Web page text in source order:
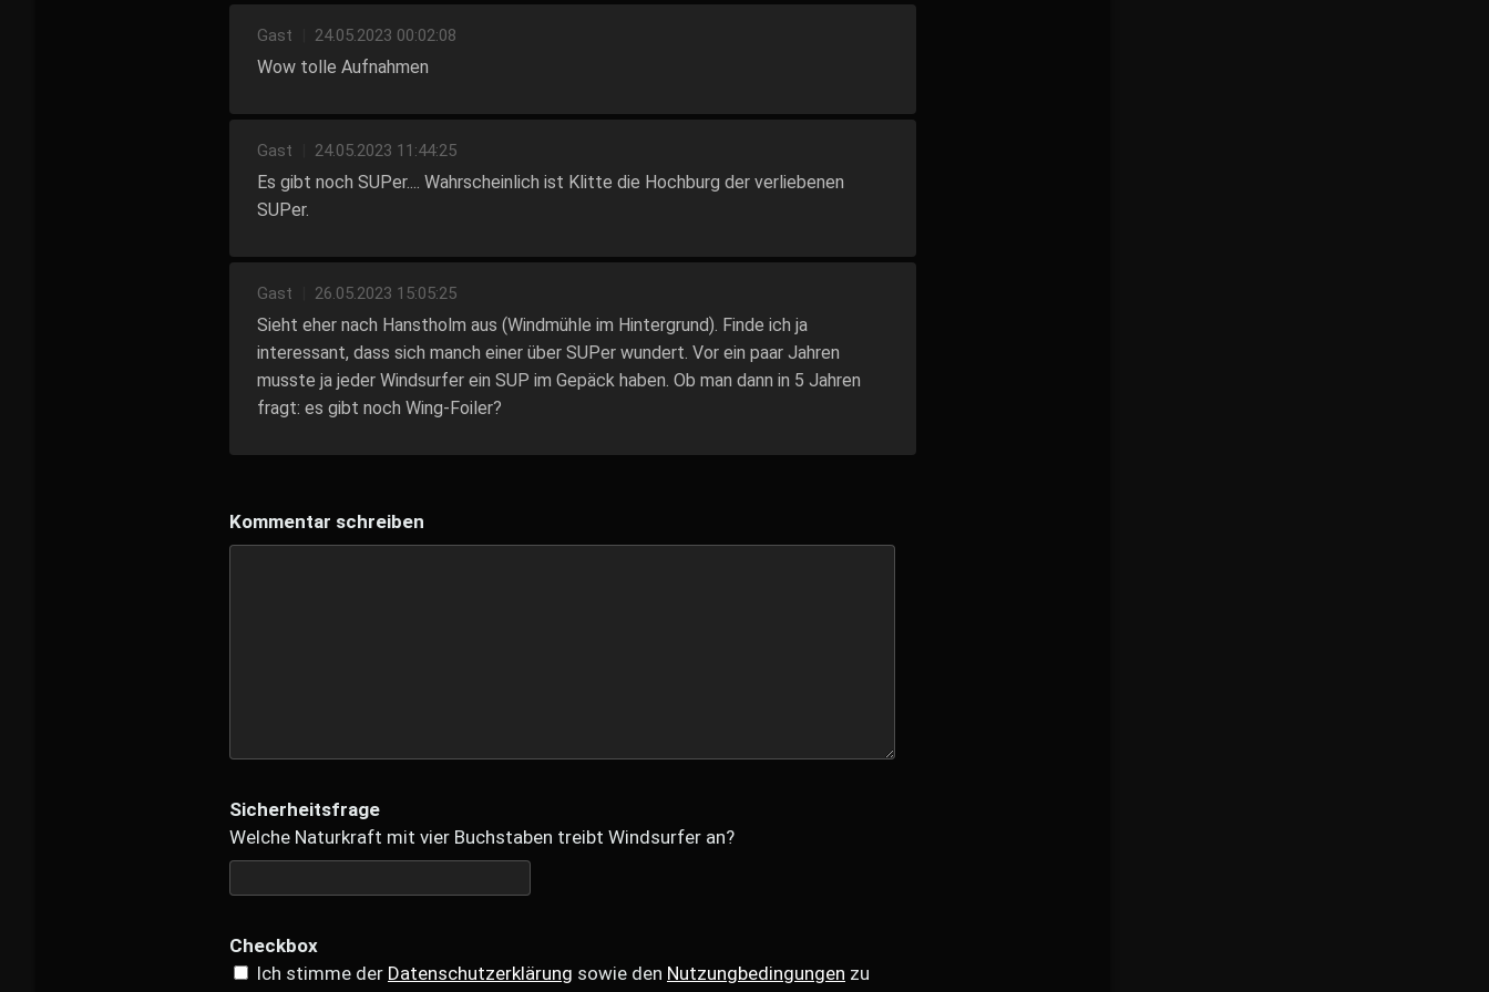
Gast 24.05.2023 00:02:08
Wow tolle Aufnahmen
Gast 24.05.2023 11:44:25
Es gibt noch SUPer.... Wahrscheinlich ist Klitte die Hochburg der verliebenen
SUPer.
Gast 26.05.2023 15:05:25
Sieht eher nach Hanstholm aus (Windmühle im Hintergrund). Finde ich ja
interessant, dass sich manch einer über SUPer wundert. Vor ein paar Jahren
musste ja jeder Windsurfer ein SUP im Gepäck haben. Ob man dann in 5 Jahren
fragt: es gibt noch Wing-Foiler?
Kommentar schreiben
Sicherheitsfrage
Welche Naturkraft mit vier Buchstaben treibt Windsurfer an?
Checkbox
Ich stimme der Datenschutzerklärung sowie den Nutzungbedingungen zu